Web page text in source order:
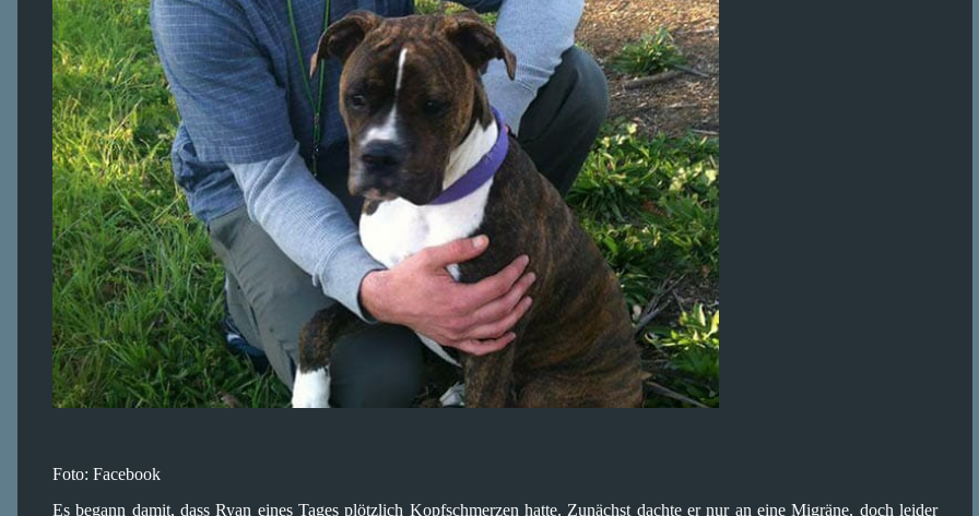
Foto: Facebook
Es begann damit, dass Ryan eines Tages plötzlich Kopfschmerzen hatte. Zunächst dachte er nur an eine Migräne, doch leider